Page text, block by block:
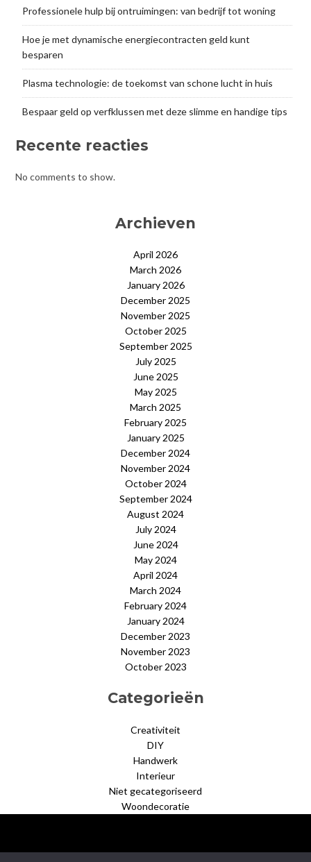
Professionele hulp bij ontruimingen: van bedrijf tot woning
Hoe je met dynamische energiecontracten geld kunt
besparen
Plasma technologie: de toekomst van schone lucht in huis
Bespaar geld op verfklussen met deze slimme en handige tips
Recente reacties
No comments to show.
Archieven
April 2026
March 2026
January 2026
December 2025
November 2025
October 2025
September 2025
July 2025
June 2025
May 2025
March 2025
February 2025
January 2025
December 2024
November 2024
October 2024
September 2024
August 2024
July 2024
June 2024
May 2024
April 2024
March 2024
February 2024
January 2024
December 2023
November 2023
October 2023
Categorieën
Creativiteit
DIY
Handwerk
Interieur
Niet gecategoriseerd
Woondecoratie